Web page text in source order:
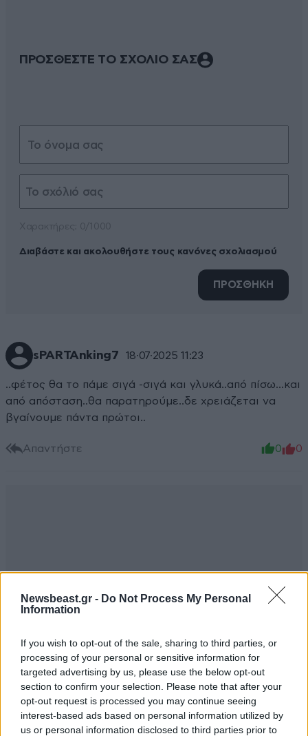
Newsbeast.gr - Do Not Process My Personal
Information
If you wish to opt-out of the sale, sharing to third parties, or
processing of your personal or sensitive information for
targeted advertising by us, please use the below opt-out
section to confirm your selection. Please note that after your
opt-out request is processed you may continue seeing
interest-based ads based on personal information utilized by
us or personal information disclosed to third parties prior to
ΠΡΟΣΘΕΣΤΕ ΤΟ ΣΧΟΛΙΟ ΣΑΣ
Διαβάστε και ακολουθήστε τους κανόνες σχολιασμού
ΠΡΟΣΘΗΚΗ
sPARTAnking7 18·07·2025 11:23
..φέτος θα το πάμε σιγά -σιγά και γλυκά..από πίσω...και
από απόσταση..θα παρατηρούμε..δε χρειάζεται να
βγαίνουμε πάντα πρώτοι..
Απαντήστε 0 0
Green Lord 17·07·2025 12:22